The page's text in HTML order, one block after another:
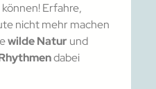
Erfahre,
nicht mehr machen
wilde Naturund
dabei